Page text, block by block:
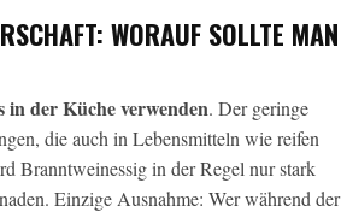
WORAUF SOLLTE MAN
in der Küche verwenden. Der geringe
die auch in Lebensmitteln wie reifen
Branntweinessig in der Regel nur stark
Einzige Ausnahme: Wer während der